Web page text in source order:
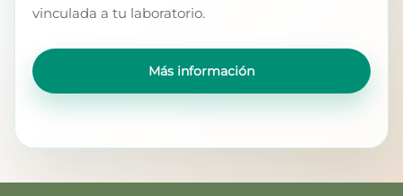
vinculada a tu laboratorio.
Más información